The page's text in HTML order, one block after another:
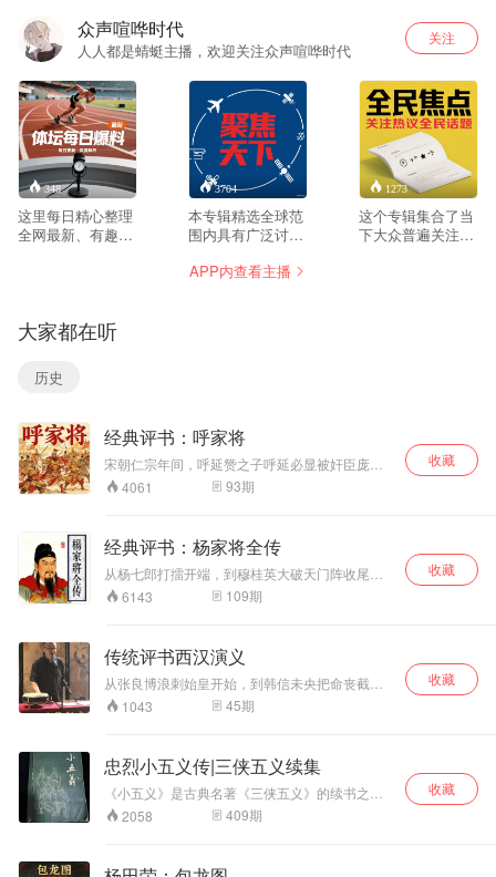
众声喧哗时代
人人都是蜻蜓主播，欢迎关注众声喧哗时代
关注
348
这里每日精心整理
全网最新、有趣、
元领域。不追热
点，只聚焦值得你
物，帮助你在碎片
实用灵感和生活惊
喜。我们拒绝低质
重复，坚持筛选优
质、正向、有温度
的内容，为你打造
轻阅读体验。像逛
精品市集一样，每
天收获一点新鲜
感，让探索成为日
常习惯
3704
本专辑精选全球范
围内具有广泛讨论
会趋势与热点事
环保行动或传统文
化传承实录。通过
民间视角呈现世界
运行的生动切片，
视野，理解多元文
明共性与差异。所
有内容均来自公开
网络信息整理，平
台不对国际事件时
由AI生成）
1273
这个专辑集合了当
下大众普遍关注、
们不做事件报道，
而是提炼具有长期
价值的思考片段，
让你透过“大家正在
看的内容”，触摸真
实世界的温度与脉
APP内查看主播
大家都在听
历史
经典评书：呼家将
宋朝仁宗年间，呼延赞之子呼延必显被奸臣庞文
陷害，全家三百余口被杀。呼延守勇、呼延守信
与奸臣斗争，最后率呼家将入关，杀败庞军，呼
4061 93期
收藏
经典评书：杨家将全传
从杨七郎打擂开端，到穆桂英大破天门阵收尾。
讲述智断潘杨案、兵困黄土坡、三请穆桂英、大
破鬼魂镇的传奇故事！
6143 109期
收藏
传统评书西汉演义
从张良博浪刺始皇开始，到韩信未央把命丧截
止，生动的再现了楚汉争霸的故事。项羽的英
勇、韩信的谋略、刘邦的气概，.......
1043 45期
收藏
忠烈小五义传|三侠五义续集
《小五义》是古典名著《三侠五义》的续书之
一，全称《忠烈小五义传》又称《续忠烈侠义
传》。作者佚名，“小五义”指的五鼠后人，窜天鼠
韩天锦、钻山鼠徐庆之子山西雁徐良、锦毛鼠白
2058 409期
收藏